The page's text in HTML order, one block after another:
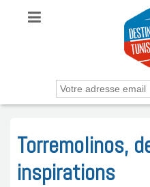
Torremolinos,
inspirations